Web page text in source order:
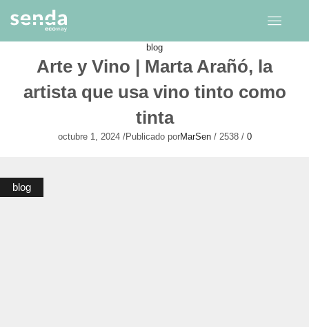
blog
Arte y Vino | Marta Arañó, la
artista que usa vino tinto como
tinta
octubre 1, 2024 /Publicado porMarSen / 2538 / 0
blog